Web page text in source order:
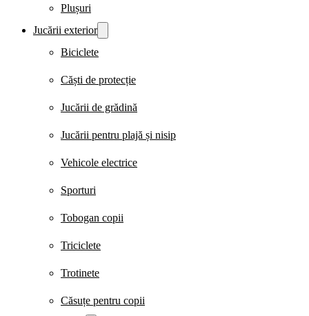
Plușuri
Jucării exterior
Biciclete
Căști de protecție
Jucării de grădină
Jucării pentru plajă și nisip
Vehicole electrice
Sporturi
Tobogan copii
Triciclete
Trotinete
Căsuțe pentru copii